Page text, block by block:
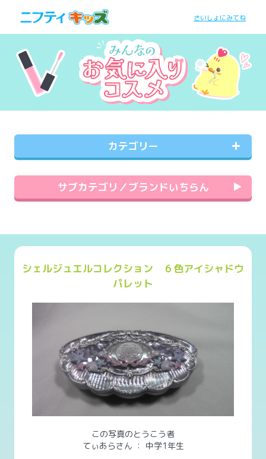
さいしょにみてね
カテゴリー
サブカテゴリ／ブランドいちらん
シェルジュエルコレクション ６色アイシャドウ
パレット
この写真のとうこう者
てぃあらさん ： 中学1年生